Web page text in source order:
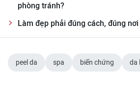
phòng tránh?
Làm đẹp phải đúng cách, đúng nơi
peel da spa biến chứng da